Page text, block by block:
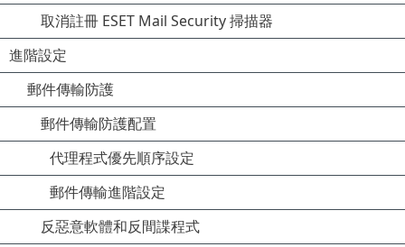
取消註冊 ESET Mail Security 掃描器
進階設定
郵件傳輸防護
郵件傳輸防護配置
代理程式優先順序設定
郵件傳輸進階設定
反惡意軟體和反間諜程式